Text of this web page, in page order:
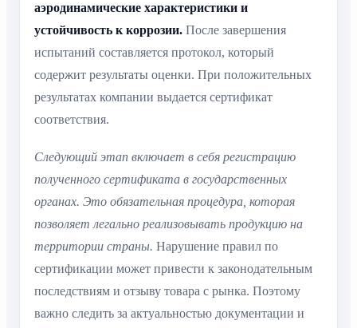
аэродинамические характеристики и
устойчивость к коррозии. После завершения
испытаний составляется протокол, который
содержит результаты оценки. При положительных
результатах компании выдается сертификат
соответствия.
Следующий этап включает в себя регистрацию
полученного сертификата в государственных
органах. Это обязательная процедура, которая
позволяет легально реализовывать продукцию на
территории страны. Нарушение правил по
сертификации может привести к законодательным
последствиям и отзыву товара с рынка. Поэтому
важно следить за актуальностью документации и